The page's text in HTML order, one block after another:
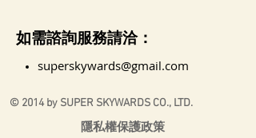
如需諮詢服務請洽：
superskywards@gmail.com
© 2014 by SUPER SKYWARDS CO., LTD.
隱私權保護政策